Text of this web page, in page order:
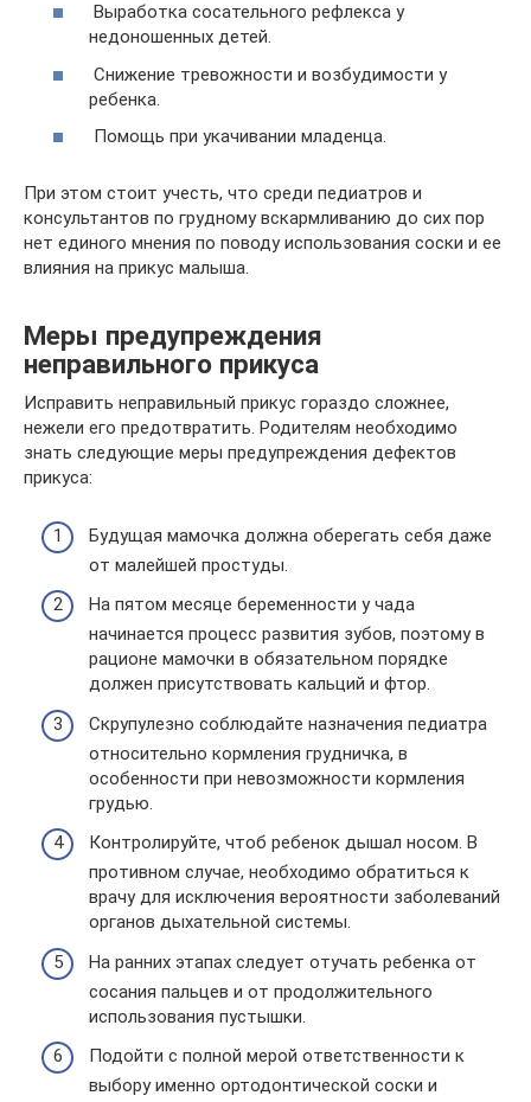
Выработка сосательного рефлекса у
недоношенных детей.
Снижение тревожности и возбудимости у
ребенка.
Помощь при укачивании младенца.
При этом стоит учесть, что среди педиатров и
консультантов по грудному вскармливанию до сих пор
нет единого мнения по поводу использования соски и ее
влияния на прикус малыша.
Меры предупреждения
неправильного прикуса
Исправить неправильный прикус гораздо сложнее,
нежели его предотвратить. Родителям необходимо
знать следующие меры предупреждения дефектов
прикуса:
Будущая мамочка должна оберегать себя даже
от малейшей простуды.
На пятом месяце беременности у чада
начинается процесс развития зубов, поэтому в
рационе мамочки в обязательном порядке
должен присутствовать кальций и фтор.
Скрупулезно соблюдайте назначения педиатра
относительно кормления грудничка, в
особенности при невозможности кормления
грудью.
Контролируйте, чтоб ребенок дышал носом. В
противном случае, необходимо обратиться к
врачу для исключения вероятности заболеваний
органов дыхательной системы.
На ранних этапах следует отучать ребенка от
сосания пальцев и от продолжительного
использования пустышки.
Подойти с полной мерой ответственности к
выбору именно ортодонтической соски и